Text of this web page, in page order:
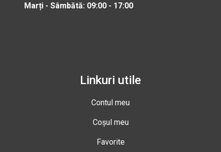
Marți - Sâmbătă: 09:00 - 17:00
Linkuri utile
Contul meu
Coșul meu
Favorite